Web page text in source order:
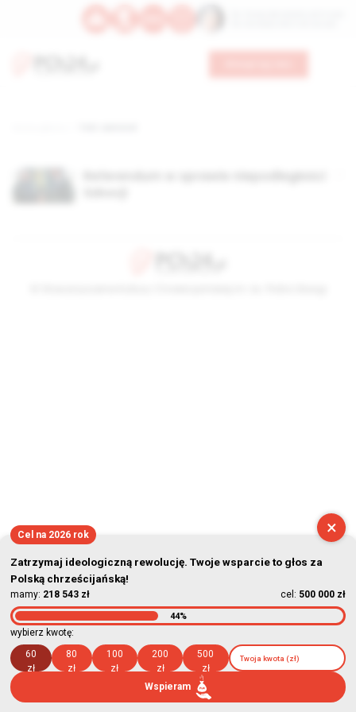
×
Cel na 2026 rok
Zatrzymaj ideologiczną rewolucję. Twoje wsparcie to głos za
Polską chrześcijańską!
mamy: 218 543 zł cel: 500 000 zł
44%
wybierz kwotę:
60
zł
80
zł
100
zł
200
zł
500
zł
Wspieram